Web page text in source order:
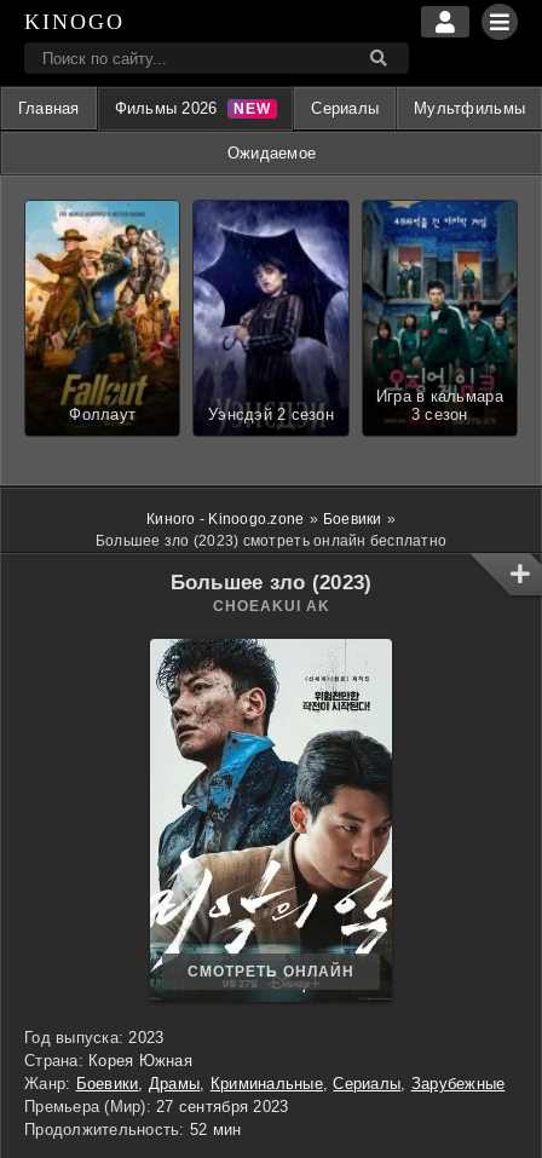
KINOGO
Главная Фильмы 2026 Сериалы Мультфильмы
Ожидаемое
Фоллаут Уэнсдэй 2 сезон
Игра в кальмара
3 сезон
Киного - Kinoogo.zone » Боевики »
Большее зло (2023) смотреть онлайн бесплатно
Большее зло (2023)
CHOEAKUI AK
СМОТРЕТЬ ОНЛАЙН
Год выпуска: 2023
Страна: Корея Южная
Жанр: Боевики Драмы Криминальные,Сериалы Зарубежные
Премьера (Мир): 27 сентября 2023
Продолжительность: 52 мин